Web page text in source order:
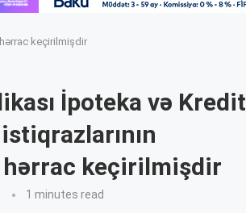
keçirilmişdir
İpoteka və Kredit
keçirilmişdir
1 minutes read